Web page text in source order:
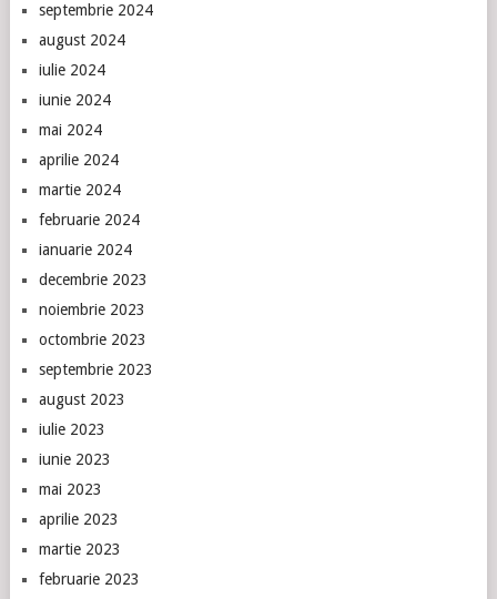
septembrie 2024
august 2024
iulie 2024
iunie 2024
mai 2024
aprilie 2024
martie 2024
februarie 2024
ianuarie 2024
decembrie 2023
noiembrie 2023
octombrie 2023
septembrie 2023
august 2023
iulie 2023
iunie 2023
mai 2023
aprilie 2023
martie 2023
februarie 2023